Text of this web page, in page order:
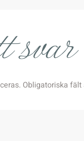
svar
Obligatoriska fält